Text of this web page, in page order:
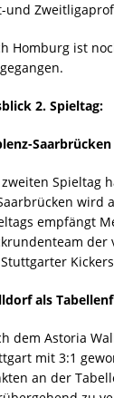
und
Homburg ist
2. Spieltag:
Saarbrücken
Spieltag
wird
empfängt
der
als
dem Astoria
mit 3:1
an der